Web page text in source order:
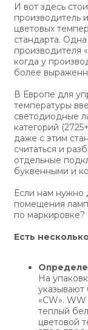
И вот здесь
производитель
цветовых
стандарта.
производителя
когда у
более
В Европе для
температуры
светодиодные
категорий
даже с этим
считаться и
отдельные
буквенными и
Если нам нужно
помещения
по маркировке?
Есть
На
указывают
«CW».
теплый
цветовой